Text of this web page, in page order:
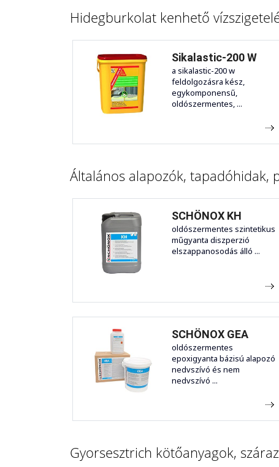
Hidegburkolat kenhető
Sikalastic-200 W
a sikalastic-200 w
feldolgozásra kész,
egykomponensű,
oldószermentes, ...
Általános alapozók, tapadóhidak,
SCHÖNOX KH
oldószermentes szintetikus
műgyanta diszperzió
elszappanosodás álló ...
SCHÖNOX GEA
oldószermentes
epoxigyanta bázisú alapozó
nedvszívó és nem
nedvszívó ...
Gyorsesztrich kötőanyagok,